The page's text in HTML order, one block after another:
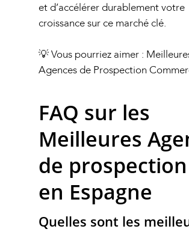
et d’accélérer durablement votre
croissance sur ce marché clé.
💡 Vous pourriez aimer :
Agences de Prospection
FAQ sur les
Meilleures
de prospection
en Espagne
Quelles sont les